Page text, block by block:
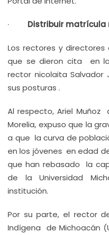
· Distribuir
Los rectores y
que se dieron cita en
rector nicolaita Salvador
sus posturas .
Al respecto, Ariel Muñoz
Morelia, expuso que la
a que la curva de
en los jóvenes en edad
que han rebasado la
de la Universidad
institución.
Por su parte, el rector
Indígena de Michoacán